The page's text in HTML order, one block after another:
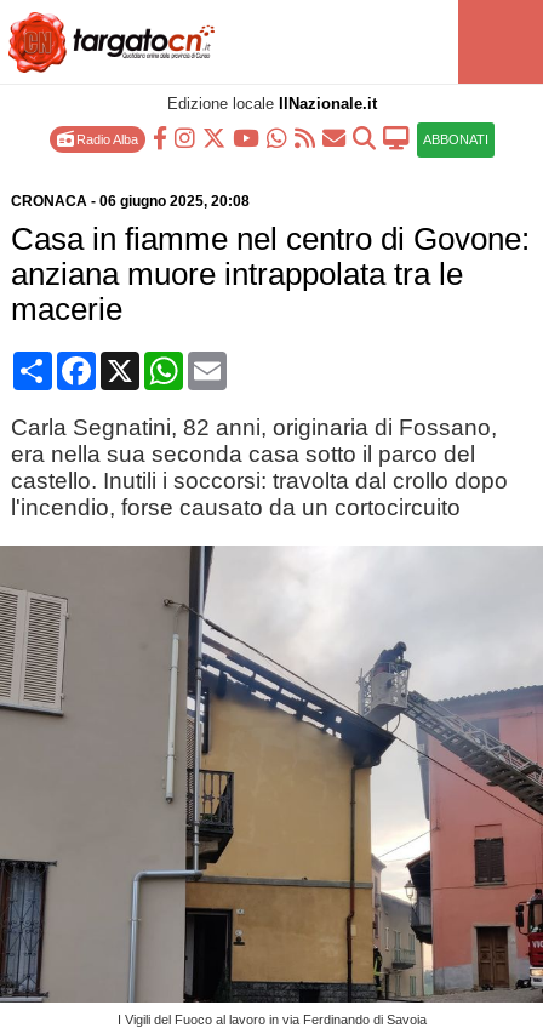
Edizione locale IlNazionale.it
Radio Alba ABBONATI
CRONACA- 06 giugno 2025, 20:08
Casa in fiamme nel centro di Govone:
anziana muore intrappolata tra le
macerie
CondividiFacebook
X WhatsApp
Email
Carla Segnatini, 82 anni, originaria di Fossano,
era nella sua seconda casa sotto il parco del
castello. Inutili i soccorsi: travolta dal crollo dopo
l'incendio, forse causato da un cortocircuito
I Vigili del Fuoco al lavoro in via Ferdinando di Savoia